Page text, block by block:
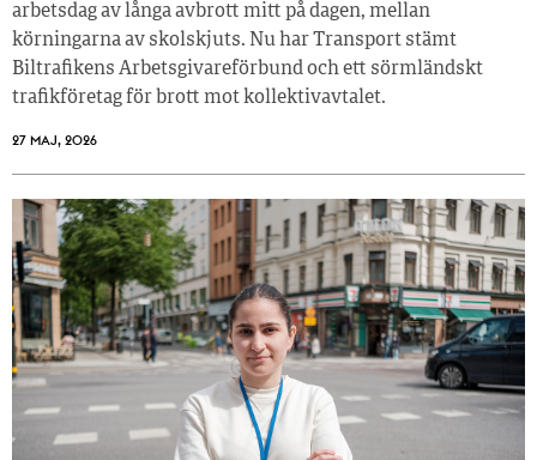
arbetsdag av långa avbrott mitt på dagen, mellan
körningarna av skolskjuts. Nu har Transport stämt
Biltrafikens Arbetsgivareförbund och ett sörmländskt
trafikföretag för brott mot kollektivavtalet.
27 MAJ, 2026